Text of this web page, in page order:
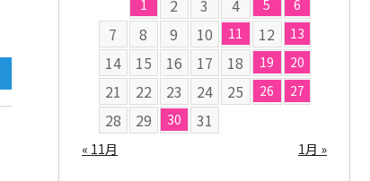
1 2 3 4 5 6
7 8 9 10 11 12 13
14 15 16 17 18 19 20
21 22 23 24 25 26 27
28 29 30 31
« 11月 1月 »